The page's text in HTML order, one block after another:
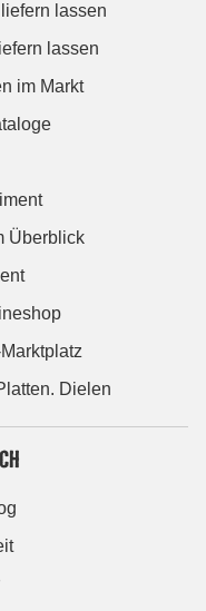
lassen
lassen
im Markt
Überblick
Dielen